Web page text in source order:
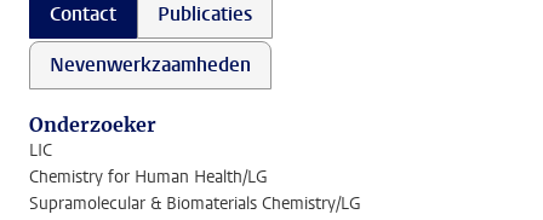
Contact
Publicaties
Nevenwerkzaamheden
Onderzoeker
LIC
Chemistry for Human Health/LG
Supramolecular & Biomaterials Chemistry/LG